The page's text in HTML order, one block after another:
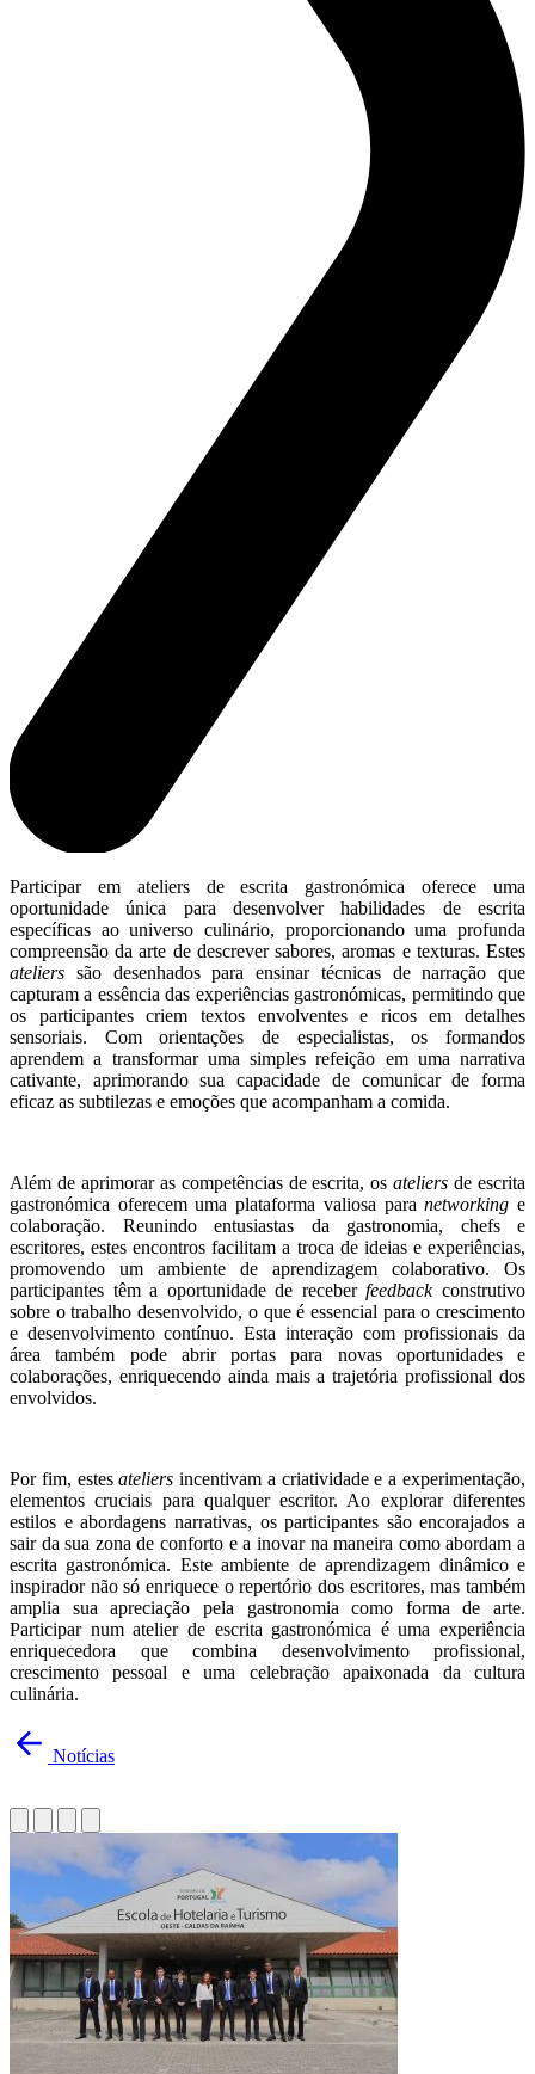
Participar em ateliers de escrita gastronómica oferece uma
oportunidade única para desenvolver habilidades de escrita
específicas ao universo culinário, proporcionando uma profunda
compreensão da arte de descrever sabores, aromas e texturas. Estes
ateliers são desenhados para ensinar técnicas de narração que
capturam a essência das experiências gastronómicas, permitindo que
os participantes criem textos envolventes e ricos em detalhes
sensoriais. Com orientações de especialistas, os formandos
aprendem a transformar uma simples refeição em uma narrativa
cativante, aprimorando sua capacidade de comunicar de forma
eficaz as subtilezas e emoções que acompanham a comida.
Além de aprimorar as competências de escrita, osateliers de escrita
gastronómica oferecem uma plataforma valiosa paranetworking e
colaboração. Reunindo entusiastas da gastronomia, chefs e
escritores, estes encontros facilitam a troca de ideias e experiências,
promovendo um ambiente de aprendizagem colaborativo. Os
participantes têm a oportunidade de receberfeedbackconstrutivo
sobre o trabalho desenvolvido, o que é essencial para o crescimento
e desenvolvimento contínuo. Esta interação com profissionais da
área também pode abrir portas para novas oportunidades e
colaborações, enriquecendo ainda mais a trajetória profissional dos
envolvidos.
Por fim, estesateliers incentivam a criatividade e a experimentação,
elementos cruciais para qualquer escritor. Ao explorar diferentes
estilos e abordagens narrativas, os participantes são encorajados a
sair da sua zona de conforto e a inovar na maneira como abordam a
escrita gastronómica. Este ambiente de aprendizagem dinâmico e
inspirador não só enriquece o repertório dos escritores, mas também
amplia sua apreciação pela gastronomia como forma de arte.
Participar num atelier de escrita gastronómica é uma experiência
enriquecedora que combina desenvolvimento profissional,
crescimento pessoal e uma celebração apaixonada da cultura
culinária.
Notícias